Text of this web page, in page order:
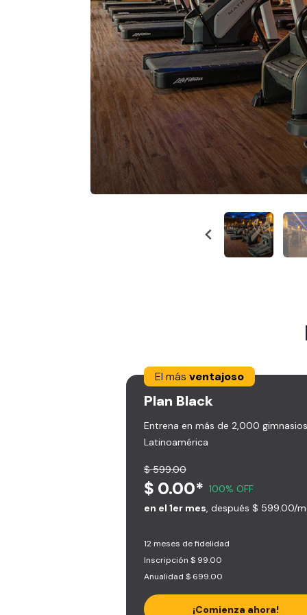
El más ventajoso
Plan Black
Entrena en más de 2,000
Latinoamérica
$ 599.00
$ 0.00* 100% OFF
en el 1er mes, después $ 599.00/
12 meses de fidelidad
Inscripción $ 99.00
Anualidad $ 699.00
¡Comienza ahora!